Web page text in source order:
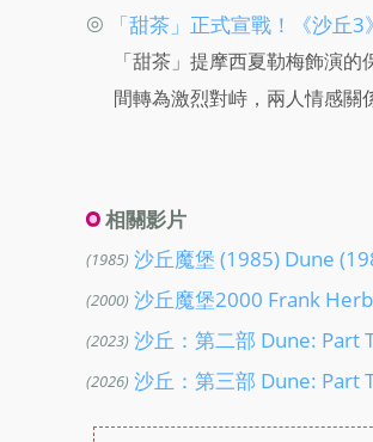
◎ 「甜茶」正式宣戰！《沙丘
「甜茶」提摩西夏勒梅飾演
間轉為激烈對峙，兩人情感關
相關影片
(1985) 沙丘魔堡 (1985) Dune
(2000) 沙丘魔堡2000 Frank
(2023) 沙丘：第二部 Dune: Part
(2026) 沙丘：第三部 Dune: Part